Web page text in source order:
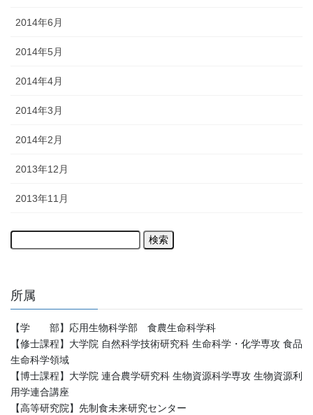
2014年6月
2014年5月
2014年4月
2014年3月
2014年2月
2013年12月
2013年11月
検
索:
所属
【学 部】応用生物科学部 食農生命科学科
【修士課程】大学院 自然科学技術研究科 生命科学・化学専攻 食品
生命科学領域
【博士課程】大学院 連合農学研究科 生物資源科学専攻 生物資源利
用学連合講座
【高等研究院】先制食未来研究センター